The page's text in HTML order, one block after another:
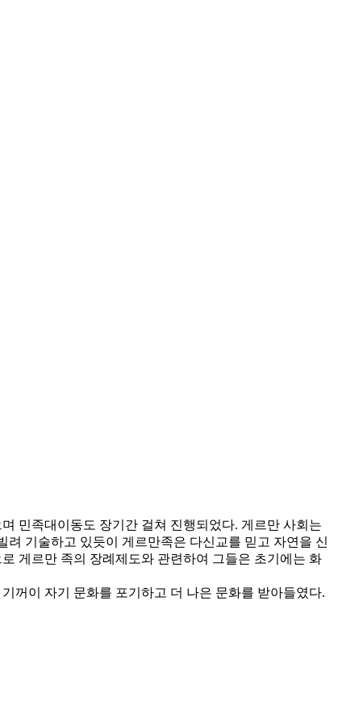
민족대이동도 장기간 걸쳐 진행되었다. 게르만 사회는
려 기술하고 있듯이 게르만족은 다신교를 믿고 자연을 신
게르만 족의 장례제도와 관련하여 그들은 초기에는 화
꺼이 자기 문화를 포기하고 더 나은 문화를 받아들였다.